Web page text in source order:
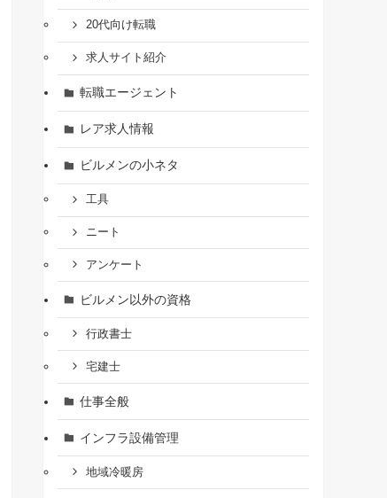
20代向け転職
求人サイト紹介
転職エージェント
レア求人情報
ビルメンの小ネタ
工具
ニート
アンケート
ビルメン以外の資格
行政書士
宅建士
仕事全般
インフラ設備管理
地域冷暖房